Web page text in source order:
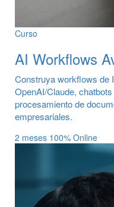
Curso
AI Workflows
Construya workflows de
OpenAI/Claude,
procesamiento de
empresariales.
2 meses 100% Online